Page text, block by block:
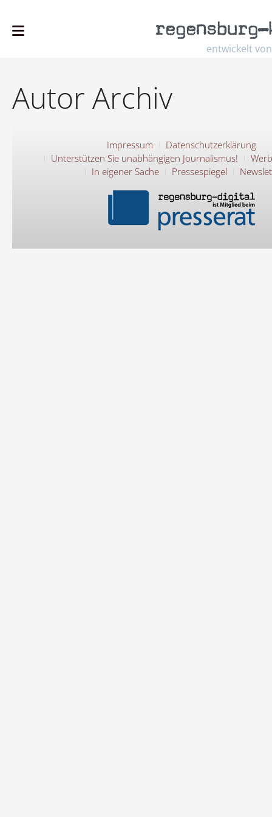
entwickelt von
regensburg–
Autor Archiv
Impressum
Datenschutzerklärung
Unterstützen Sie unabhängigen Journalismus!
In eigener Sache
Pressespiegel